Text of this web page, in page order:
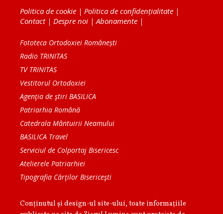
Politica de cookie | Politica de confidențialitate |
Contact| Despre noi | Abonamente |
Fototeca Ortodoxiei Românești
Radio TRINITAS
TV TRINITAS
Vestitorul Ortodoxiei
Agenţia de ştiri BASILICA
Patriarhia Română
Catedrala Mântuirii Neamului
BASILICA Travel
Serviciul de Colportaj Bisericesc
Atelierele Patriarhiei
Tipografia Cărţilor Bisericeşti
Conținutul și design-ul site-ului, toate informaţiile